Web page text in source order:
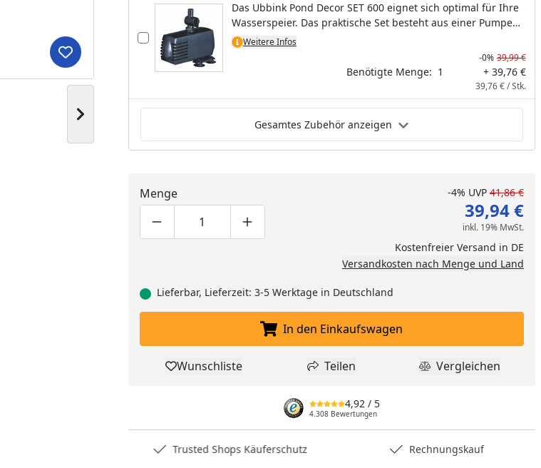
Nächstes Bild anzeigen
Produkt zur Wunschliste hinzufügen
Das Ubbink Pond Decor SET 600 eignet sich optimal für Ihre
Wasserspeier. Das praktische Set besteht aus einer Pumpe
(600l/h), einem Schlauch (Ø 13 mm x 3 m) und
Schlauchklemmen.
Weitere Infos
-0% 39,99 €
Benötigte Menge: 1 + 39,76 €
39,76 € / Stk.
Gesamtes Zubehör anzeigen
Menge
Produktmenge um eins verringern
Produktmenge manuell eingeben
Produktmenge um eins erhöhen
-4% UVP 41,86 €
39,94 €
inkl. 19% MwSt.
Kostenfreier Versand in DE
Versandkosten nach Menge und Land
Lieferbar, Lieferzeit: 3-5 Werktage in Deutschland
In den Einkaufswagen legen
In den Einkaufswagen
Produkt zur Wunschliste hinzufügen
Wunschliste Teilen
Teilen Produkt
Vergleichen
4,92 / 5
4.308 Bewertungen
Trusted Shops Käuferschutz Rechnungskauf